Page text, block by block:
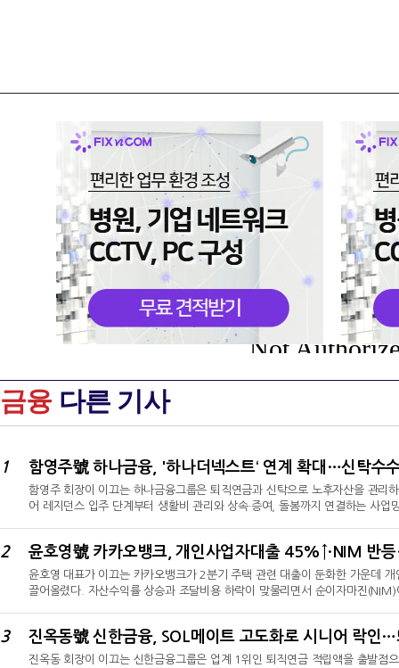
Not
금융 다른 기사
1
함영주 회장이 이끄는 하나금융그룹은 퇴직연금과 신탁으로 노후자산을 관리
어 레지던스 입주 단계부터 생활비 관리와 상속·증여, 돌봄까지 연결하는 사
으며 신탁수수료이익은 2160억원으로 두 배 넘게 확대됐다.퇴직연금·자산관
2
윤호영 대표가 이끄는 카카오뱅크가 2분기 주택 관련 대출이 둔화한 가운데
끌어올렸다. 자산수익률 상승과 조달비용 하락이 맞물리면서 순이자마진
만 Fee 수익이 두 자릿수 성장한 것과 달리 플랫폼 수익 증가율은 2.5%에 그
3
진옥동 회장이 이끄는 신한금융그룹은 업계 1위인 퇴직연금 적립액을 출발점